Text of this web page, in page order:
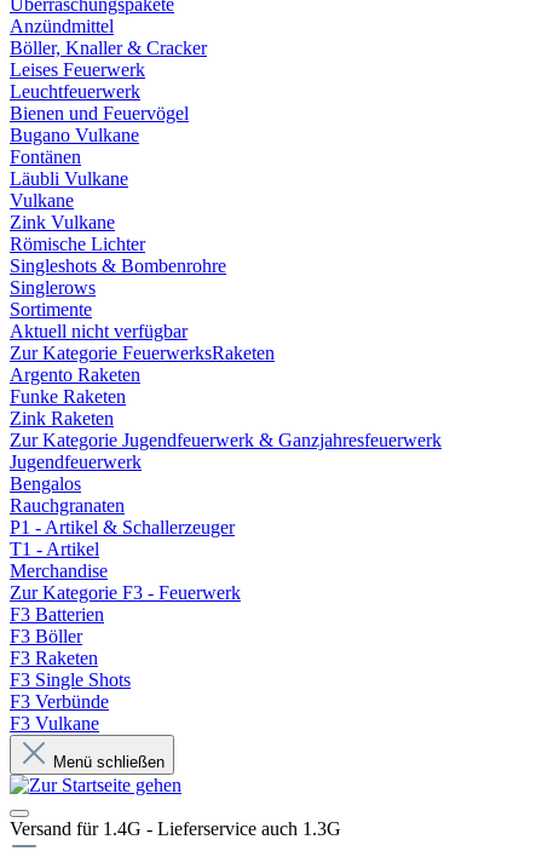
Überraschungspakete
Anzündmittel
Böller, Knaller & Cracker
Leises Feuerwerk
Leuchtfeuerwerk
Bienen und Feuervögel
Bugano Vulkane
Fontänen
Läubli Vulkane
Vulkane
Zink Vulkane
Römische Lichter
Singleshots & Bombenrohre
Singlerows
Sortimente
Aktuell nicht verfügbar
Zur Kategorie FeuerwerksRaketen
Argento Raketen
Funke Raketen
Zink Raketen
Zur Kategorie Jugendfeuerwerk & Ganzjahresfeuerwerk
Jugendfeuerwerk
Bengalos
Rauchgranaten
P1 - Artikel & Schallerzeuger
T1 - Artikel
Merchandise
Zur Kategorie F3 - Feuerwerk
F3 Batterien
F3 Böller
F3 Raketen
F3 Single Shots
F3 Verbünde
F3 Vulkane
Menü schließen
Versand für 1.4G - Lieferservice auch 1.3G